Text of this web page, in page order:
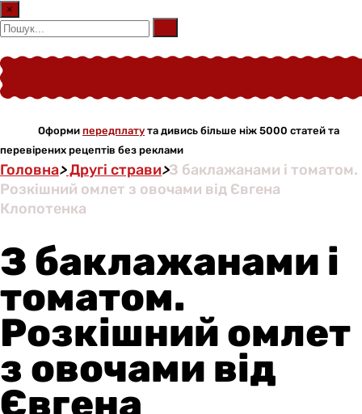
×
Оформи передплату та дивись більше ніж 5000 статей та
перевірених рецептів без реклами
Головна>Другі страви>З баклажанами і томатом.
Розкішний омлет з овочами від Євгена
Клопотенка
З баклажанами і
томатом.
Розкішний омлет
з овочами від
Євгена